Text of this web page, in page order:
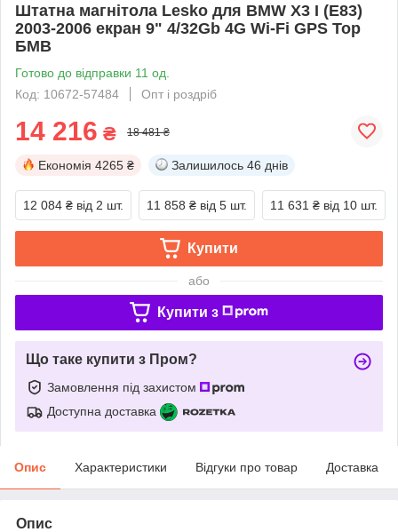
Штатна магнітола Lesko для BMW X3 I (E83)
2003-2006 екран 9" 4/32Gb 4G Wi-Fi GPS Top
БМВ
Готово до відправки 11 од.
Код: 10672-57484
Опт і роздріб
14 216 ₴ 18 481 ₴
Економія 4265 ₴ Залишилось 46 днів
12 084 ₴ від 2 шт. 11 858 ₴ від 5 шт. 11 631 ₴ від 10 шт.
Купити
або
Купити з
Що таке купити з Пром?
Замовлення під захистом
Доступна доставка
Опис Характеристики Відгуки про товар Доставка
Опис